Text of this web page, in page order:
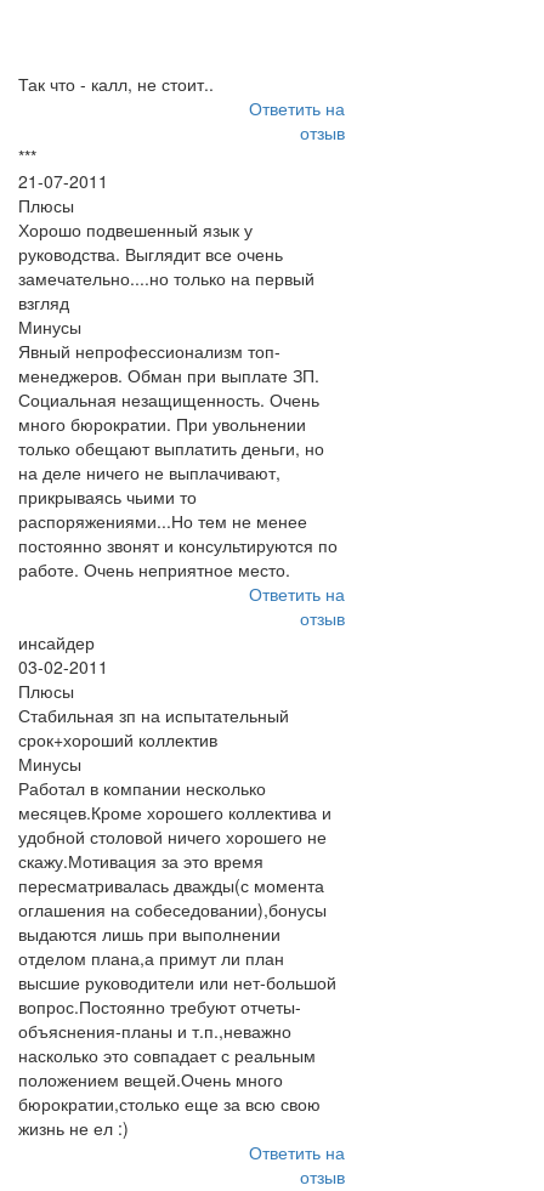
Так что - калл, не стоит..
Ответить на
отзыв
***
21-07-2011
Плюсы
Хорошо подвешенный язык у
руководства. Выглядит все очень
замечательно....но только на первый
взгляд
Минусы
Явный непрофессионализм топ-
менеджеров. Обман при выплате ЗП.
Социальная незащищенность. Очень
много бюрократии. При увольнении
только обещают выплатить деньги, но
на деле ничего не выплачивают,
прикрываясь чьими то
распоряжениями...Но тем не менее
постоянно звонят и консультируются по
работе. Очень неприятное место.
Ответить на
отзыв
инсайдер
03-02-2011
Плюсы
Стабильная зп на испытательный
срок+хороший коллектив
Минусы
Работал в компании несколько
месяцев.Кроме хорошего коллектива и
удобной столовой ничего хорошего не
скажу.Мотивация за это время
пересматривалась дважды(с момента
оглашения на собеседовании),бонусы
выдаются лишь при выполнении
отделом плана,а примут ли план
высшие руководители или нет-большой
вопрос.Постоянно требуют отчеты-
объяснения-планы и т.п.,неважно
насколько это совпадает с реальным
положением вещей.Очень много
бюрократии,столько еще за всю свою
жизнь не ел :)
Ответить на
отзыв